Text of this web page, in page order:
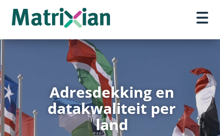
Adresdekking en
datakwaliteit per
land